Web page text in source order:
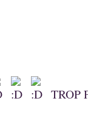
TROP